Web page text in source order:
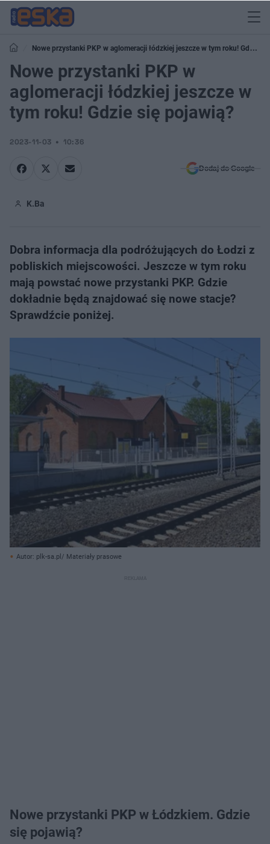
Nowe przystanki PKP w aglomeracji łódzkiej jeszcze w tym roku! Gdzie
się pojawią?
Nowe przystanki PKP w
aglomeracji łódzkiej jeszcze w
tym roku! Gdzie się pojawią?
2023-11-03 10:36
Dodaj do Google
K.Ba
Dobra informacja dla podróżujących do Łodzi z
pobliskich miejscowości. Jeszcze w tym roku
mają powstać nowe przystanki PKP. Gdzie
dokładnie będą znajdować się nowe stacje?
Sprawdźcie poniżej.
Autor: plk-sa.pl/ Materiały prasowe
Nowe przystanki PKP w Łódzkiem. Gdzie
się pojawią?